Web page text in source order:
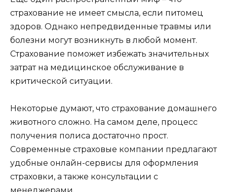
страхование не имеет смысла, если питомец
здоров. Однако непредвиденные травмы или
болезни могут возникнуть в любой момент.
Страхование поможет избежать значительных
затрат на медицинское обслуживание в
критической ситуации.
Некоторые думают, что страхование домашнего
животного сложно. На самом деле, процесс
получения полиса достаточно прост.
Современные страховые компании предлагают
удобные онлайн-сервисы для оформления
страховки, а также консультации с